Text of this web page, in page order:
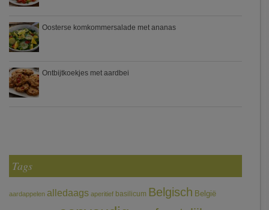
Oosterse komkommersalade met ananas
Ontbijtkoekjes met aardbei
Tags
aardappelen alledaags aperitief basilicum Belgisch België